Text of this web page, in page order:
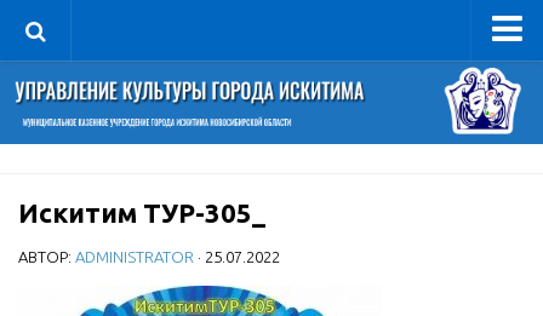
Управление
Руководитель
Структура
Фотогалерея
Искитим ТУР-305_
АВТОР: ADMINISTRATOR · 25.07.2022